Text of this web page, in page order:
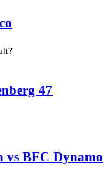
47
vs BFC Dynamo